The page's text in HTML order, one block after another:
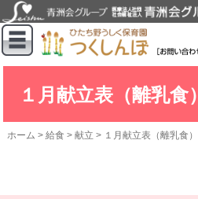
１月献立表（離乳食）
ホーム >給食 >献立 > １月献立表（離乳食）